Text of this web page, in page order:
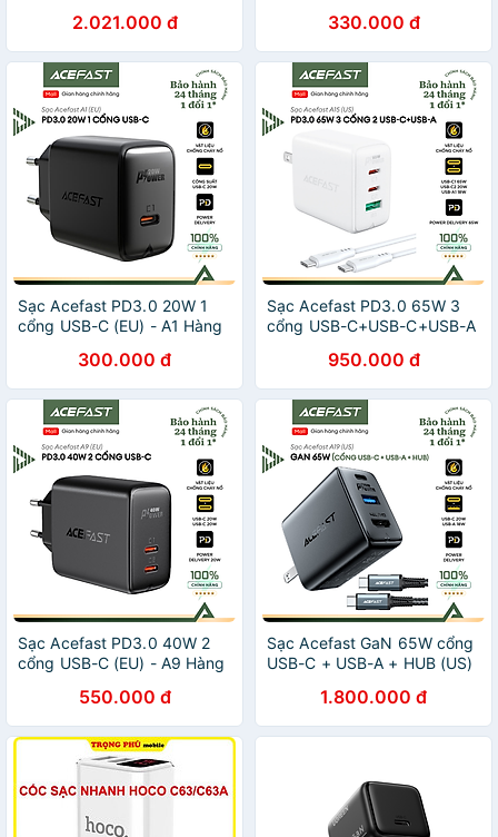
đen dây cắm dài 1m8
Ugreen 40896 - Hàng chính
hãng
2.021.000 đ 330.000 đ
Sạc Acefast PD3.0 20W 1
cổng USB-C (EU) - A1 Hàng
300.000 đ
Sạc Acefast PD3.0 65W 3
cổng USB-C+USB-C+USB-A
950.000 đ
Sạc Acefast PD3.0 40W 2
cổng USB-C (EU) - A9 Hàng
550.000 đ
Sạc Acefast GaN 65W cổng
USB-C + USB-A + HUB (US)
1.800.000 đ